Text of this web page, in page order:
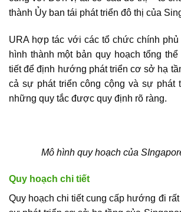
thành Ủy ban tái phát triển đô thị của
URA hợp tác với các tổ chức chính
hình thành một bản quy hoạch tổng
tiết để định hướng phát triển cơ sở hạ
cả sự phát triển công cộng và sự phát
những quy tắc được quy định rõ ràng.
Mô hình quy hoạch của
Quy hoạch chi tiết
Quy hoạch chi tiết cung cấp hướng đi